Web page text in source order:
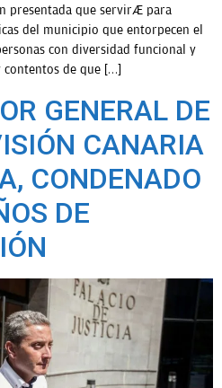
presentada que servirá para
del municipio que entorpecen el
con diversidad funcional y
contentos de que […]
GENERAL DE
CANARIA
CONDENADO
DE